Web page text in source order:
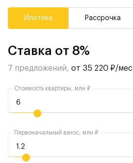
Ипотека Рассрочка
Ставка от 8%
7 предложений, от 35 220 ₽/мес
Стоимость квартиры, млн ₽
Первоначальный взнос, млн ₽